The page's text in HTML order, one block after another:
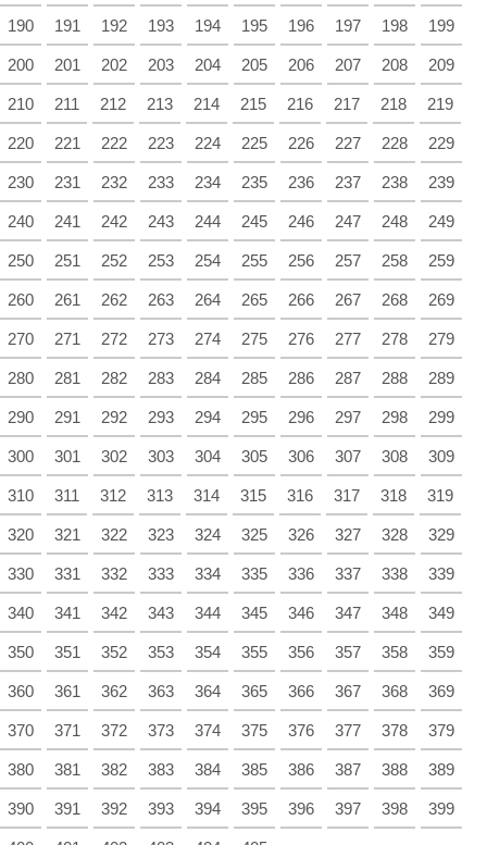
190 191 192 193 194 195 196 197 198 199
200 201 202 203 204 205 206 207 208 209
210 211 212 213 214 215 216 217 218 219
220 221 222 223 224 225 226 227 228 229
230 231 232 233 234 235 236 237 238 239
240 241 242 243 244 245 246 247 248 249
250 251 252 253 254 255 256 257 258 259
260 261 262 263 264 265 266 267 268 269
270 271 272 273 274 275 276 277 278 279
280 281 282 283 284 285 286 287 288 289
290 291 292 293 294 295 296 297 298 299
300 301 302 303 304 305 306 307 308 309
310 311 312 313 314 315 316 317 318 319
320 321 322 323 324 325 326 327 328 329
330 331 332 333 334 335 336 337 338 339
340 341 342 343 344 345 346 347 348 349
350 351 352 353 354 355 356 357 358 359
360 361 362 363 364 365 366 367 368 369
370 371 372 373 374 375 376 377 378 379
380 381 382 383 384 385 386 387 388 389
390 391 392 393 394 395 396 397 398 399